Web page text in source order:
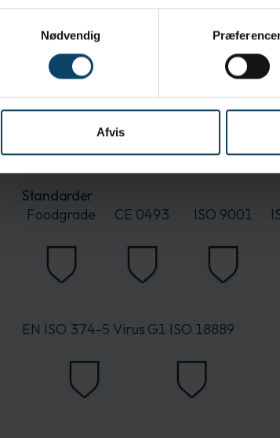
Nødvendig
Afvis
Specifikationer
Testet for cytostatika:
Brand:
Ambidextrous:
Materiale:
Antistatisk:
Standarder
Foodgrade
CE 0493 ISO 9001
EN ISO 374-5 Virus G1 ISO 18889